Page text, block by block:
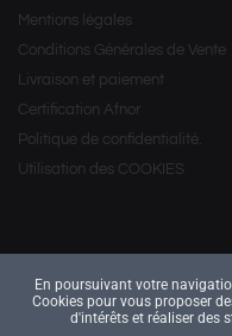
Mentions légales
Conditions Générales de Vente
Livraison et paiement
Certification Afnor
Politique de confidentialité.
Utilisation des COOKIES
Copyright © 2016
Site réalisé
En poursuivant votre
Cookies pour vous proposer
d'intérêts et réaliser des